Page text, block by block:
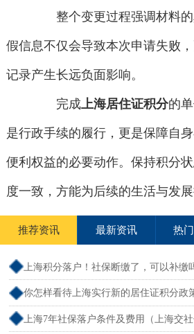
整个变更过程强调材料的
假信息不仅会导致本次申请失败
记录产生长远负面影响。
完成上海居住证积分的
是行政手续的履行，更是保障自
便利权益的必要动作。保持积分
度一致，方能为后续的生活与发展
推荐资讯 最新资讯 热
上海积分落户！社保断缴了，可以补缴
断交需要重新计算吗）
你怎样看待上海实行新的居住证积分政
新规）
上海7年社保落户条件及费用（上海交